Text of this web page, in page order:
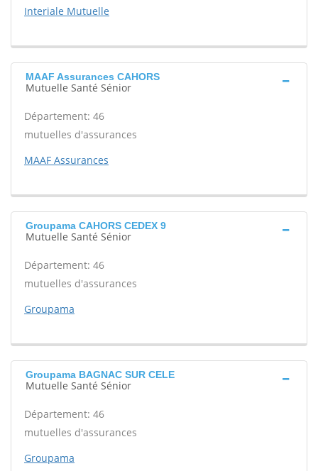
Interiale Mutuelle
MAAF Assurances CAHORS
Mutuelle Santé Sénior
Département: 46
mutuelles d'assurances
MAAF Assurances
Groupama CAHORS CEDEX 9
Mutuelle Santé Sénior
Département: 46
mutuelles d'assurances
Groupama
Groupama BAGNAC SUR CELE
Mutuelle Santé Sénior
Département: 46
mutuelles d'assurances
Groupama